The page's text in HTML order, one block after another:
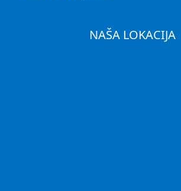
NAŠA LOKACIJA